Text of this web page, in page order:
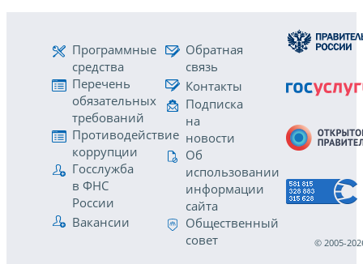
Программные
средства
Перечень
обязательных
требований
Противодействие
коррупции
Госслужба
в ФНС
России
Вакансии
Обратная
связь
Контакты
Подписка
на
новости
Об
использовании
информации
сайта
Общественный
совет
© 2005-